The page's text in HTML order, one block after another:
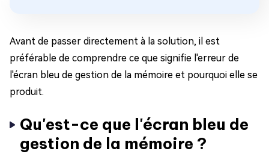
Avant de passer directement à la solution, il est
préférable de comprendre ce que signifie l'erreur de
l'écran bleu de gestion de la mémoire et pourquoi elle se
produit.
Qu'est-ce que l'écran bleu de
gestion de la mémoire ?